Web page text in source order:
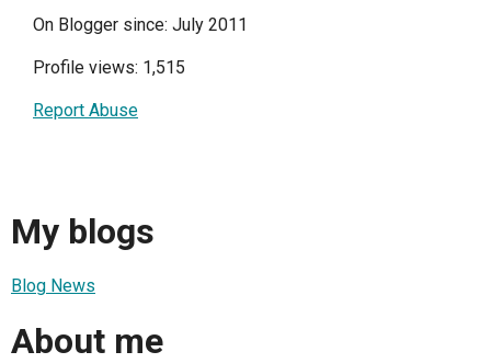
On Blogger since: July 2011
Profile views: 1,515
Report Abuse
My blogs
Blog News
About me